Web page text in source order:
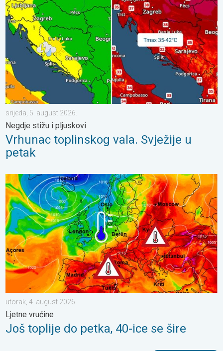
srijeda, 5. august 2026.
Negdje stižu i pljuskovi
Vrhunac toplinskog vala. Svježije u
petak
Još toplije do petka, 40-ice se šire. Ljetne vrućine. . . utorak,
utorak, 4. august 2026.
Ljetne vrućine
Još toplije do petka, 40-ice se šire